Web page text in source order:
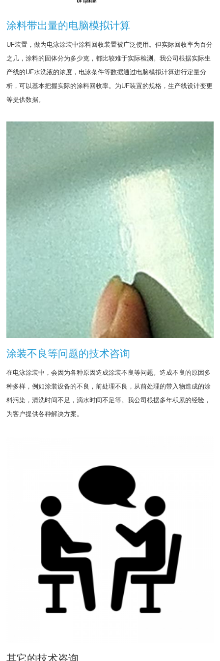
涂料带出量的电脑模拟计算
UF装置，做为电泳涂装中涂料回收装置被广泛使用。但实际回收率为百分
之几，涂料的固体分为多少克，都比较难于实际检测。我公司根据实际生
产线的UF水洗液的浓度，电泳条件等数据通过电脑模拟计算进行定量分
析，可以基本把握实际的涂料回收率。为UF装置的规格，生产线设计变更
等提供数据。
涂装不良等问题的技术咨询
在电泳涂装中，会因为各种原因造成涂装不良等问题。造成不良的原因多
种多样，例如涂装设备的不良，前处理不良，从前处理的带入物造成的涂
料污染，清洗时间不足，滴水时间不足等。我公司根据多年积累的经验，
为客户提供各种解决方案。
其它的技术咨询